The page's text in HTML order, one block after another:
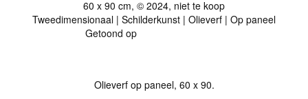
60 x 90 cm, © 2024, niet te koop
Tweedimensionaal | Schilderkunst | Olieverf | Op paneel
Getoond op
Olieverf op paneel, 60 x 90.